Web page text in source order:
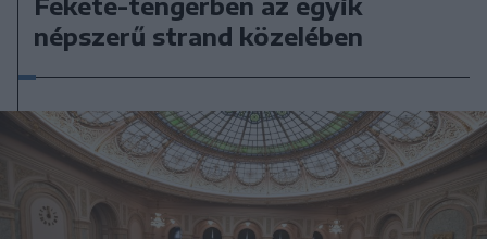
népszerű strand közelében